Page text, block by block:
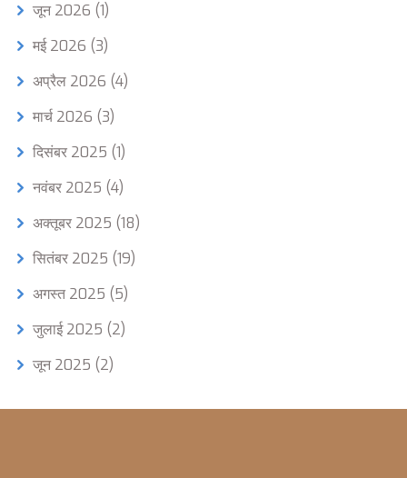
जून 2026 (1)
मई 2026 (3)
अप्रैल 2026 (4)
मार्च 2026 (3)
दिसंबर 2025 (1)
नवंबर 2025 (4)
अक्तूबर 2025 (18)
सितंबर 2025 (19)
अगस्त 2025 (5)
जुलाई 2025 (2)
जून 2025 (2)